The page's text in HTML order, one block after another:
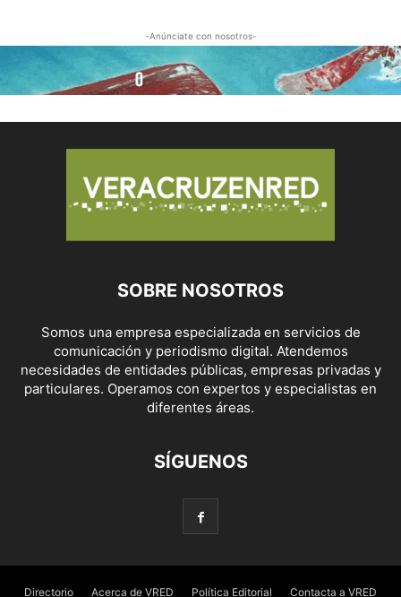
-Anúnciate con nosotros-
SOBRE NOSOTROS
Somos una empresa especializada en servicios de
comunicación y periodismo digital. Atendemos
necesidades de entidades públicas, empresas privadas y
particulares. Operamos con expertos y especialistas en
diferentes áreas.
SÍGUENOS
Directorio Acerca de VRED Política Editorial Contacta a VRED